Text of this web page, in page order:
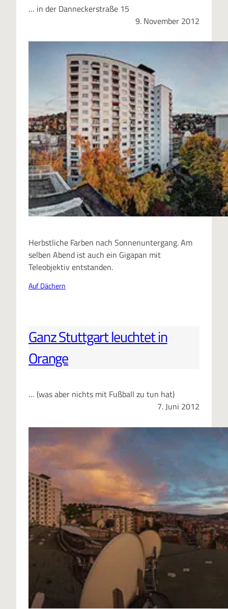
… in der Danneckerstraße 15
9. November 2012
Herbstliche Farben nach Sonnenuntergang. Am
selben Abend ist auch ein Gigapan mit
Teleobjektiv entstanden.
Auf Dächern
Ganz Stuttgart leuchtet in
Orange
… (was aber nichts mit Fußball zu tun hat)
7. Juni 2012